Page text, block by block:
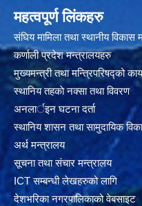
महत्वपूर्ण लिंकहरु
संघिय मामिला तथा स्थानीय विकास
कर्णाली प्रदेश मन्त्रालयहरु
मुख्यमन्त्री तथा मन्त्रिपरिषद्को
स्थानिय तहकाे नक्सा तथा विवरण
अनलार्इन घटना दर्ता
स्थानिय शासन तथा सामुदायिक
अर्थ मन्त्रालय
सूचना तथा संचार मन्त्रालय
ICT सम्बन्धी लेखहरुको लागि
देशभरिका नगरपालिकाको वेबसाइट